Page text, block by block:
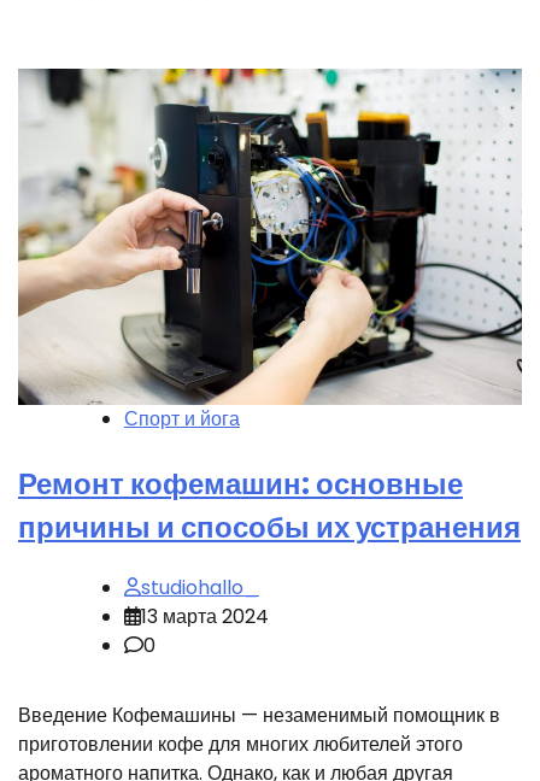
Спорт и йога
Ремонт кофемашин: основные
причины и способы их устранения
studiohallo_
13 марта 2024
0
Введение Кофемашины — незаменимый помощник в
приготовлении кофе для многих любителей этого
ароматного напитка. Однако, как и любая другая